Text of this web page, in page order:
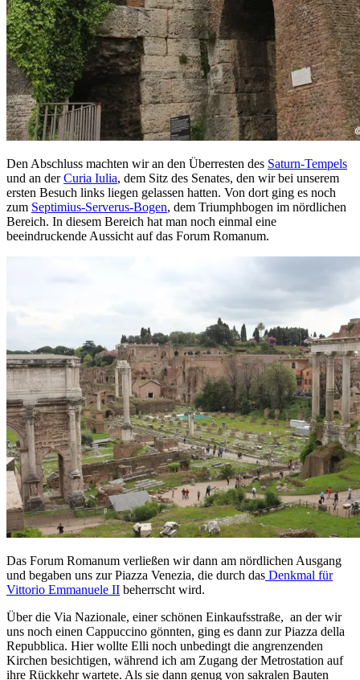
Den Abschluss machten wir an den Überresten des Saturn-Tempels
und an derCuria Iulia, dem Sitz des Senates, den wir bei unserem
ersten Besuch links liegen gelassen hatten. Von dort ging es noch
zum Septimius-Serverus-Bogen, dem Triumphbogen im nördlichen
Bereich. In diesem Bereich hat man noch einmal eine
beeindruckende Aussicht auf das Forum Romanum.
Das Forum Romanum verließen wir dann am nördlichen Ausgang
und begaben uns zur Piazza Venezia, die durch das Denkmal für
Vittorio Emmanuele II beherrscht wird.
Über die Via Nazionale, einer schönen Einkaufsstraße, an der wir
uns noch einen Cappuccino gönnten, ging es dann zur Piazza della
Repubblica. Hier wollte Elli noch unbedingt die angrenzenden
Kirchen besichtigen, während ich am Zugang der Metrostation auf
ihre Rückkehr wartete. Als sie dann genug von sakralen Bauten